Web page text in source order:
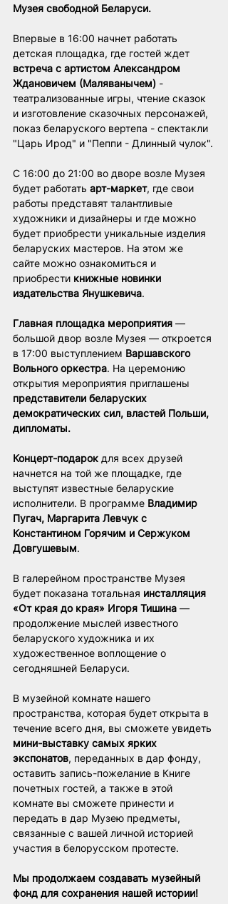
Музея свободной Беларуси.
Впервые в 16:00 начнет работать
детская площадка, где гостей ждет
встреча с артистом Александром
Ждановичем (Маляванычем) -
театрализованные игры, чтение сказок
и изготовление сказочных персонажей,
показ беларуского вертепа - спектакли
"Царь Ирод" и "Пеппи - Длинный чулок".
С 16:00 до 21:00 во дворе возле Музея
будет работать арт-маркет, где свои
работы представят талантливые
художники и дизайнеры и где можно
будет приобрести уникальные изделия
беларуских мастеров. На этом же
сайте можно ознакомиться и
приобрести книжные новинки
издательства Янушкевича.
Главная площадка мероприятия —
большой двор возле Музея — откроется
в 17:00 выступлением Варшавского
Вольного оркестра. На церемонию
открытия мероприятия приглашены
представители беларуских
демократических сил, властей Польши,
дипломаты.
Концерт-подарок для всех друзей
начнется на той же площадке, где
выступят известные беларуские
исполнители. В программе Владимир
Пугач, Маргарита Левчук с
Константином Горячим и Сержуком
Довгушевым.
В галерейном пространстве Музея
будет показана тотальная инсталляция
«От края до края» Игоря Тишина —
продолжение мыслей известного
беларуского художника и их
художественное воплощение о
сегодняшней Беларуси.
В музейной комнате нашего
пространства, которая будет открыта в
течение всего дня, вы сможете увидеть
мини-выставку самых ярких
экспонатов, переданных в дар фонду,
оставить запись-пожелание в Книге
почетных гостей, а также в этой
комнате вы сможете принести и
передать в дар Музею предметы,
связанные с вашей личной историей
участия в белорусском протесте.
Мы продолжаем создавать музейный
фонд для сохранения нашей истории!